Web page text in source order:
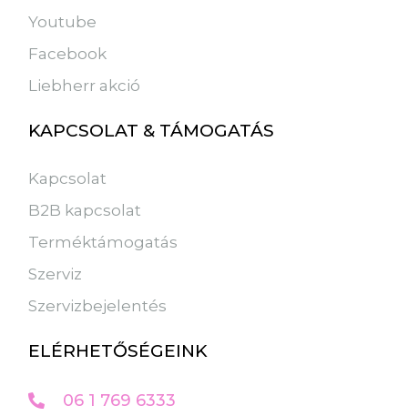
Youtube
Facebook
Liebherr akció
KAPCSOLAT & TÁMOGATÁS
Kapcsolat
B2B kapcsolat
Terméktámogatás
Szerviz
Szervizbejelentés
ELÉRHETŐSÉGEINK
06 1 769 6333